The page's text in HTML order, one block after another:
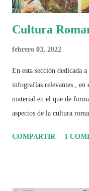
Cultura
febrero 03, 2022
En esta sección dedicada
infografías relevantes , en
material en el que de
aspectos de la cultura
COMPARTIR
1